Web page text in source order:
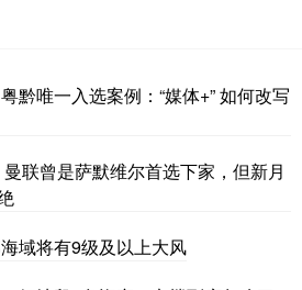
黔唯一入选案例：“媒体+” 如何改写
联曾是萨默维尔首选下家，但新月
域将有9级及以上大风